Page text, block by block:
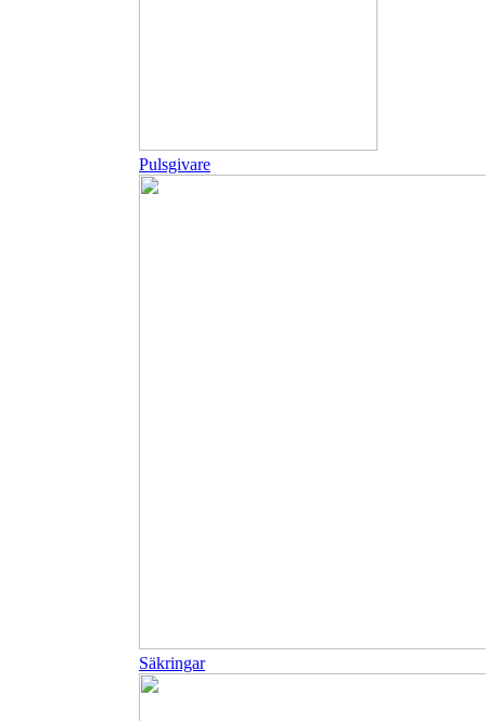
Pulsgivare
Säkringar